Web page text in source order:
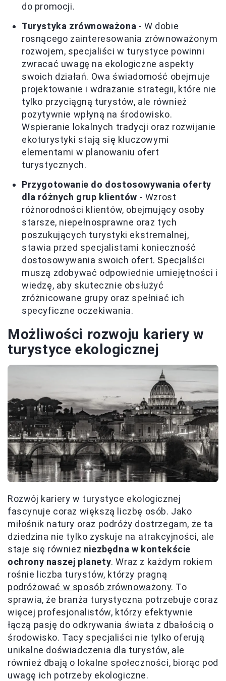
do promocji.
Turystyka zrównoważona - W dobie
rosnącego zainteresowania zrównoważonym
rozwojem, specjaliści w turystyce powinni
zwracać uwagę na ekologiczne aspekty
swoich działań. Owa świadomość obejmuje
projektowanie i wdrażanie strategii, które nie
tylko przyciągną turystów, ale również
pozytywnie wpłyną na środowisko.
Wspieranie lokalnych tradycji oraz rozwijanie
ekoturystyki stają się kluczowymi
elementami w planowaniu ofert
turystycznych.
Przygotowanie do dostosowywania oferty
dla różnych grup klientów - Wzrost
różnorodności klientów, obejmujący osoby
starsze, niepełnosprawne oraz tych
poszukujących turystyki ekstremalnej,
stawia przed specjalistami konieczność
dostosowywania swoich ofert. Specjaliści
muszą zdobywać odpowiednie umiejętności i
wiedzę, aby skutecznie obsłużyć
zróżnicowane grupy oraz spełniać ich
specyficzne oczekiwania.
Możliwości rozwoju kariery w
turystyce ekologicznej
Rozwój kariery w turystyce ekologicznej
fascynuje coraz większą liczbę osób. Jako
miłośnik natury oraz podróży dostrzegam, że ta
dziedzina nie tylko zyskuje na atrakcyjności, ale
staje się również niezbędna w kontekście
ochrony naszej planety. Wraz z każdym rokiem
rośnie liczba turystów, którzy pragną
podróżować w sposób zrównoważony. To
sprawia, że branża turystyczna potrzebuje coraz
więcej profesjonalistów, którzy efektywnie
łączą pasję do odkrywania świata z dbałością o
środowisko. Tacy specjaliści nie tylko oferują
unikalne doświadczenia dla turystów, ale
również dbają o lokalne społeczności, biorąc pod
uwagę ich potrzeby ekologiczne.